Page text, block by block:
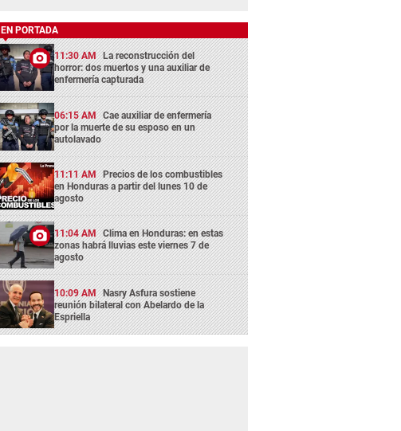
EN PORTADA
11:30 AM La reconstrucción del
horror: dos muertos y una auxiliar de
enfermería capturada
06:15 AM Cae auxiliar de enfermería
por la muerte de su esposo en un
autolavado
11:11 AM Precios de los combustibles
en Honduras a partir del lunes 10 de
agosto
11:04 AM Clima en Honduras: en estas
zonas habrá lluvias este viernes 7 de
agosto
10:09 AM Nasry Asfura sostiene
reunión bilateral con Abelardo de la
Espriella